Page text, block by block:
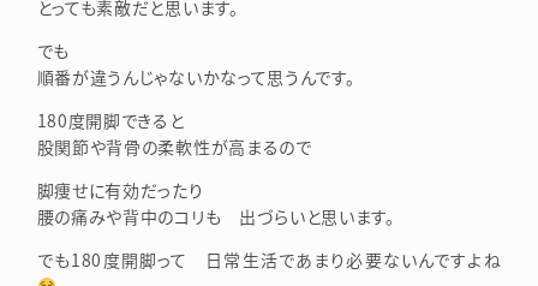
とっても素敵だと思います。
でも
順番が違うんじゃないかなって思うんです。
180度開脚できると
股関節や背骨の柔軟性が高まるので
脚痩せに有効だったり
腰の痛みや背中のコリも 出づらいと思います。
でも180度開脚って 日常生活であまり必要ないんですよね